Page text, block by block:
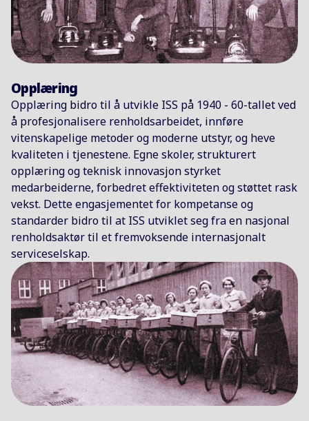
skapte økende etterspørsel etter outsourcede
tjenester i både offentlig og privat sektor sterk
fremdrift.
1973 – tidlig 1980-tallet
En global organisasjon tar form
I 1973 ble ISS etablert som et samlet konsern, der
internasjonale virksomheter ble samlet under én
felles struktur og identitet. Ekspansjonen fortsatte
i Europa og videre til Amerika, noe som ga økt
skala, samtidig som selskapet måtte håndtere
økonomiske utfordringer og en stadig mer
kompleks organisasjon.
1980 – og 1990-tallet
Global vekst og en sterkere kjerne
Økende etterspørsel etter outsourcing drev videre
ekspansjon i Europa og andre markeder, støttet av
store kontrakter og oppkjøp. ISS bygget en sterk
internasjonal tilstedeværelse på tvers av flere
Opplæring
Opplæring bidro til å utvikle ISS på 1940 - 60-tallet ved
å profesjonalisere renholdsarbeidet, innføre
vitenskapelige metoder og moderne utstyr, og heve
kvaliteten i tjenestene. Egne skoler, strukturert
opplæring og teknisk innovasjon styrket
medarbeiderne, forbedret effektiviteten og støttet rask
vekst. Dette engasjementet for kompetanse og
standarder bidro til at ISS utviklet seg fra en nasjonal
renholdsaktør til et fremvoksende internasjonalt
serviceselskap.